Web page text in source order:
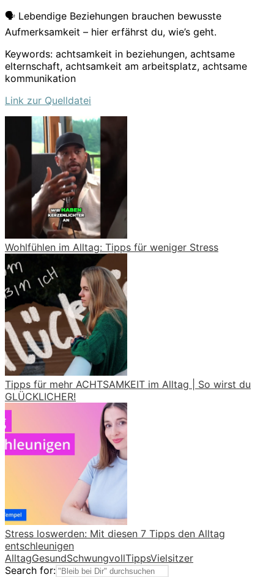
🗣️ Lebendige Beziehungen brauchen bewusste
Aufmerksamkeit – hier erfährst du, wie’s geht.
Keywords: achtsamkeit in beziehungen, achtsame
elternschaft, achtsamkeit am arbeitsplatz, achtsame
kommunikation
Link zur Quelldatei
Wohlfühlen im Alltag: Tipps für weniger Stress
Tipps für mehr ACHTSAMKEIT im Alltag | So wirst du
GLÜCKLICHER!
Stress loswerden: Mit diesen 7 Tipps den Alltag
entschleunigen
AlltagGesundSchwungvollTippsVielsitzer
Search for: